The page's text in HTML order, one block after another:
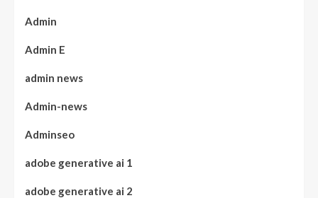
Admin
Admin E
admin news
Admin-news
Adminseo
adobe generative ai 1
adobe generative ai 2